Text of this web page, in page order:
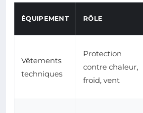
ÉQUIPEMENT RÔLE
Vêtements
techniques
Protection
contre chaleur,
froid, vent